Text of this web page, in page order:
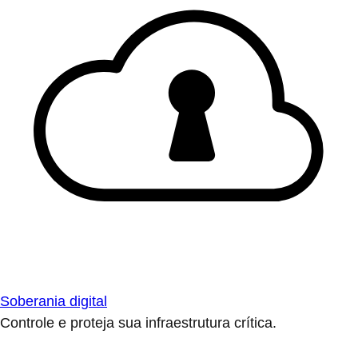
Soberania digital
Controle e proteja sua infraestrutura crítica.